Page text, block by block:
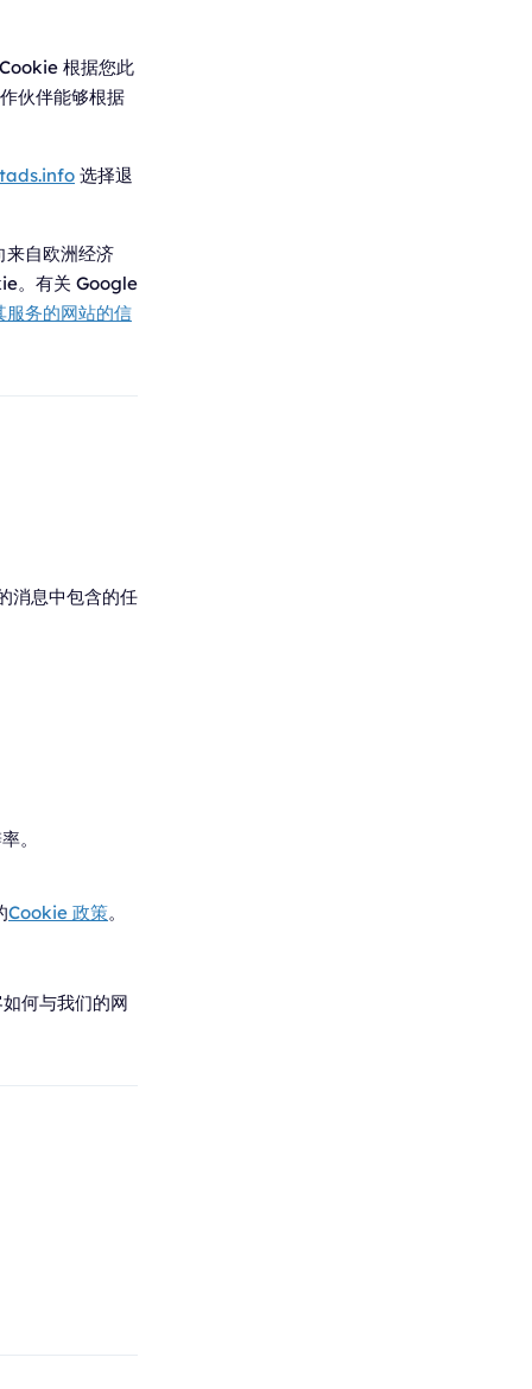
根据您此
伙伴能够根据
选择退
来自欧洲经济
。有关 Google
务的网站的信
消息中包含的任
。
Cookie 政策。
何与我们的网